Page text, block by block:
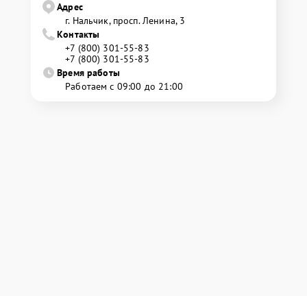
Адрес
г. Нальчик, просп. Ленина, 3
Контакты
+7 (800) 301-55-83
+7 (800) 301-55-83
Время работы
Работаем с 09:00 до 21:00